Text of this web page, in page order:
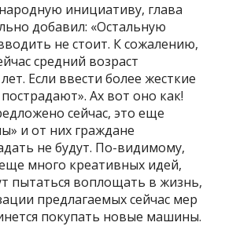
инициативу, глава
добавил: «Остальную
не стоит. К сожалению,
средний возраст
Если ввести более жесткие
Ах вот оно как!
сейчас, это еще
и от них граждане
не будут. По-видимому,
много креативных идей,
пытаться воплощать в жизнь,
предлагаемых сейчас мер
покупать новые машины.